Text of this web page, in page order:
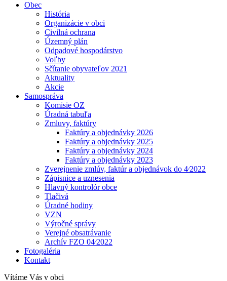
Obec
História
Organizácie v obci
Civilná ochrana
Územný plán
Odpadové hospodárstvo
Voľby
Sčítanie obyvateľov 2021
Aktuality
Akcie
Samospráva
Komisie OZ
Úradná tabuľa
Zmluvy, faktúry
Faktúry a objednávky 2026
Faktúry a objednávky 2025
Faktúry a objednávky 2024
Faktúry a objednávky 2023
Zverejnenie zmlúv, faktúr a objednávok do 4⁄2022
Zápisnice a uznesenia
Hlavný kontrolór obce
Tlačivá
Úradné hodiny
VZN
Výročné správy
Verejné obsatrávanie
Archív FZO 04⁄2022
Fotogaléria
Kontakt
Vítáme Vás v obci